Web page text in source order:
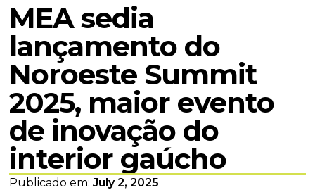
MEA sedia
lançamento do
Noroeste Summit
2025, maior evento
de inovação do
interior gaúcho
Publicado em:July 2, 2025